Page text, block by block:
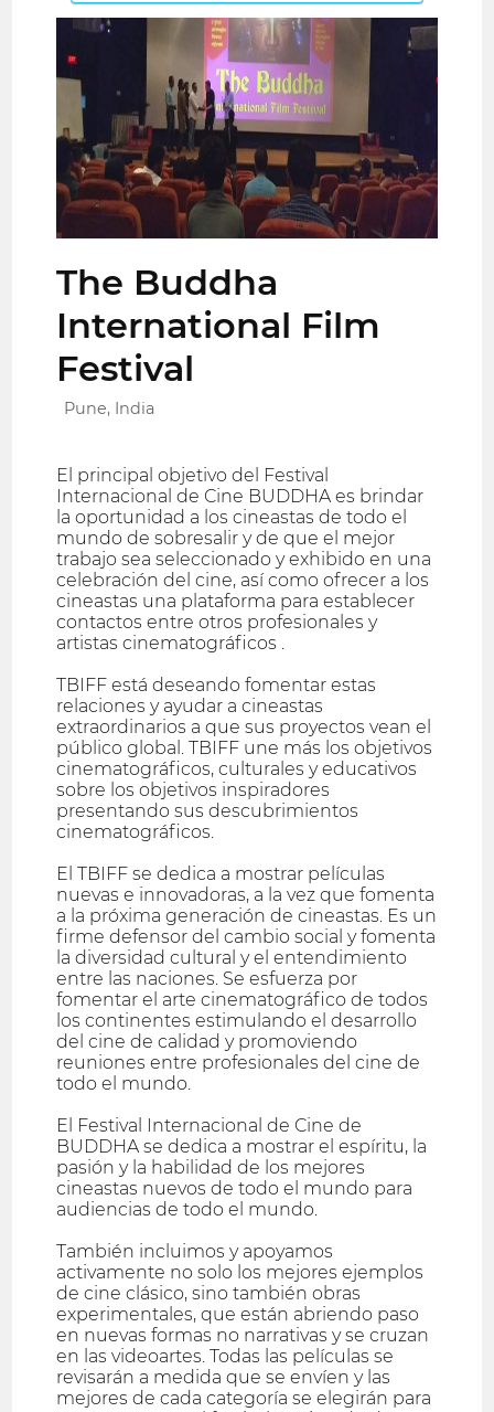
The Buddha
International Film
Festival
Pune, India
El principal objetivo del Festival
Internacional de Cine BUDDHA es brindar
la oportunidad a los cineastas de todo el
mundo de sobresalir y de que el mejor
trabajo sea seleccionado y exhibido en una
celebración del cine, así como ofrecer a los
cineastas una plataforma para establecer
contactos entre otros profesionales y
artistas cinematográficos .
TBIFF está deseando fomentar estas
relaciones y ayudar a cineastas
extraordinarios a que sus proyectos vean el
público global. TBIFF une más los objetivos
cinematográficos, culturales y educativos
sobre los objetivos inspiradores
presentando sus descubrimientos
cinematográficos.
El TBIFF se dedica a mostrar películas
nuevas e innovadoras, a la vez que fomenta
a la próxima generación de cineastas. Es un
firme defensor del cambio social y fomenta
la diversidad cultural y el entendimiento
entre las naciones. Se esfuerza por
fomentar el arte cinematográfico de todos
los continentes estimulando el desarrollo
del cine de calidad y promoviendo
reuniones entre profesionales del cine de
todo el mundo.
El Festival Internacional de Cine de
BUDDHA se dedica a mostrar el espíritu, la
pasión y la habilidad de los mejores
cineastas nuevos de todo el mundo para
audiencias de todo el mundo.
También incluimos y apoyamos
activamente no solo los mejores ejemplos
de cine clásico, sino también obras
experimentales, que están abriendo paso
en nuevas formas no narrativas y se cruzan
en las videoartes. Todas las películas se
revisarán a medida que se envíen y las
mejores de cada categoría se elegirán para